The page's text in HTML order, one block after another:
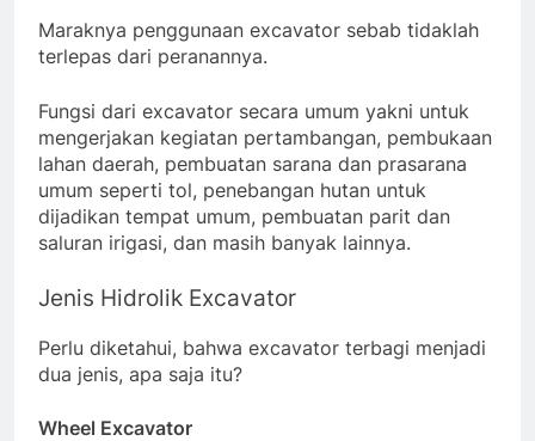
Maraknya penggunaan excavator sebab tidaklah
terlepas dari peranannya.
Fungsi dari excavator secara umum yakni untuk
mengerjakan kegiatan pertambangan, pembukaan
lahan daerah, pembuatan sarana dan prasarana
umum seperti tol, penebangan hutan untuk
dijadikan tempat umum, pembuatan parit dan
saluran irigasi, dan masih banyak lainnya.
Jenis Hidrolik Excavator
Perlu diketahui, bahwa excavator terbagi menjadi
dua jenis, apa saja itu?
Wheel Excavator